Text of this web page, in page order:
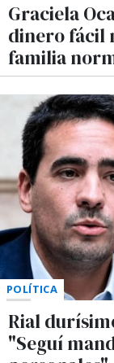
Graciela
dinero fácil
familia
POLÍTICA
Rial
"Seguí